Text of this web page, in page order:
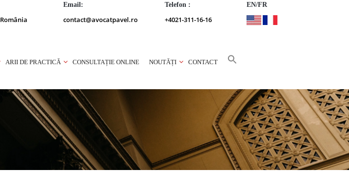
Email:
contact@avocatpavel.ro
Telefon :
+4021-311-16-16
EN/FR
ARII DE PRACTICĂ CONSULTAȚIE ONLINE NOUTĂȚI CONTACT